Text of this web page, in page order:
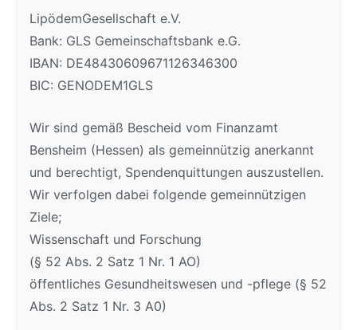
LipödemGesellschaft e.V.
Bank: GLS Gemeinschaftsbank e.G.
IBAN: DE48430609671126346300
BIC: GENODEM1GLS
Wir sind gemäß Bescheid vom Finanzamt
Bensheim (Hessen) als gemeinnützig anerkannt
und berechtigt, Spendenquittungen auszustellen.
Wir verfolgen dabei folgende gemeinnützigen
Ziele;
Wissenschaft und Forschung
(§ 52 Abs. 2 Satz 1 Nr. 1 AO)
öffentliches Gesundheitswesen und -pflege (§ 52
Abs. 2 Satz 1 Nr. 3 A0)